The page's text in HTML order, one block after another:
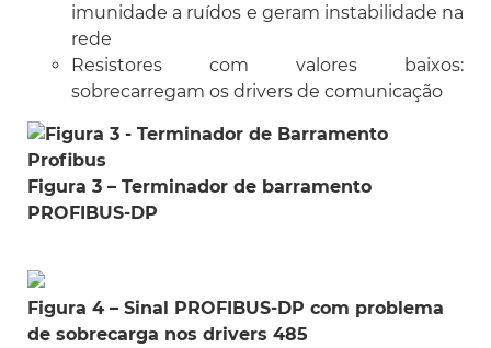
imunidade a ruídos e geram instabilidade na
rede
Resistores com valores baixos:
sobrecarregam os drivers de comunicação
Figura 3 – Terminador de barramento
PROFIBUS-DP
Figura 4 – Sinal PROFIBUS-DP com problema
de sobrecarga nos drivers 485